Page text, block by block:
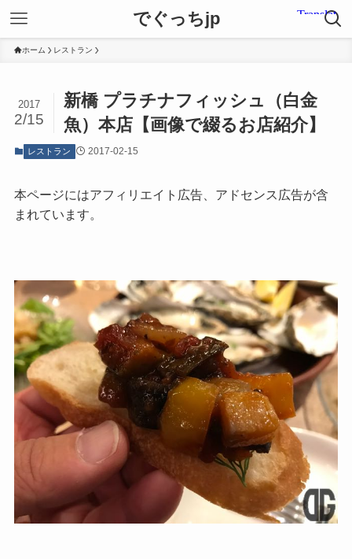
でぐっちjp
ホーム レストラン
新橋 プラチナフィッシュ（白金
魚）本店【画像で綴るお店紹介】
2017
2/15
レストラン 2017-02-15
本ページにはアフィリエイト広告、アドセンス広告が含
まれています。